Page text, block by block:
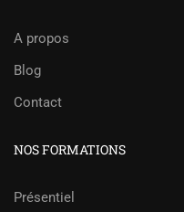
A propos
Blog
Contact
NOS FORMATIONS
Présentiel